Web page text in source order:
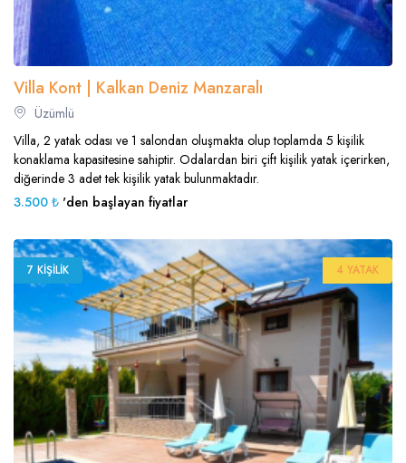
Villa Kont | Kalkan Deniz Manzaralı
Üzümlü
Villa, 2 yatak odası ve 1 salondan oluşmakta olup toplamda 5 kişilik
konaklama kapasitesine sahiptir. Odalardan biri çift kişilik yatak içerirken,
diğerinde 3 adet tek kişilik yatak bulunmaktadır.
3.500 ₺ 'den başlayan fiyatlar
7 KIŞILIK 4 YATAK